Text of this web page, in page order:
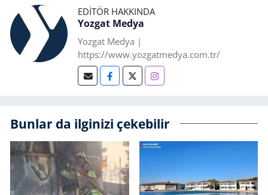
EDITÖR HAKKINDA
Yozgat Medya
Yozgat Medya |
https://www.yozgatmedya.com.tr/
Bunlar da ilginizi çekebilir